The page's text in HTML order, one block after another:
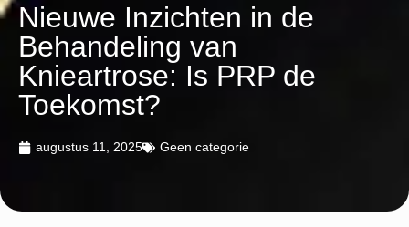
Nieuwe Inzichten in de
Behandeling van
Knieartrose: Is PRP de
Toekomst?
augustus 11, 2025 Geen categorie